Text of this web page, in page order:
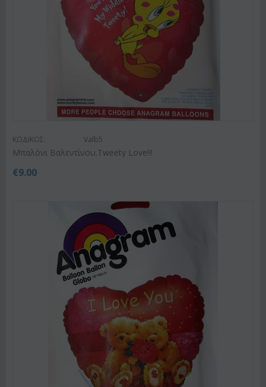
ΚΩΔΙΚΟΣ: Valb5
Μπαλόνι Βαλεντίνου.Tweety Love!!!
€9.00